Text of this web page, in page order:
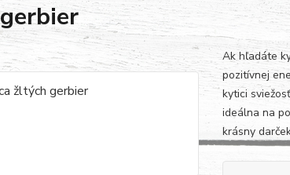
Ak hľadáte
pozitívnej
kytici
ideálna na
krásny